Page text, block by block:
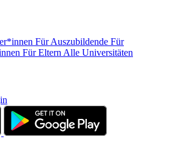
Für Auszubildende Für
Für Eltern Alle Universitäten